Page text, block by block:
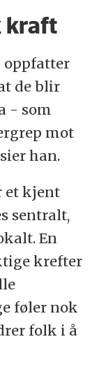
kraft
oppfatter
de blir
- som
mot
han.
et kjent
sentralt,
En
krefter
føler nok
folk i å